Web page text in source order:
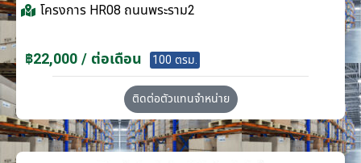
โครงการ HR08 ถนนพระราม2
฿22,000 / ต่อเดือน 100 ตรม.
ติดต่อตัวแทนจำหน่าย